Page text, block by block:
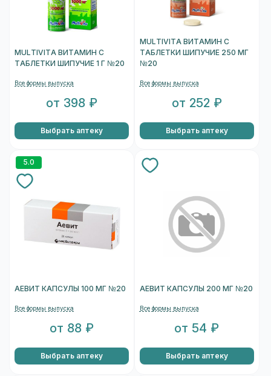
MULTIVITA ВИТАМИН С
ТАБЛЕТКИ ШИПУЧИЕ 1 Г №20
Все формы выпуска
от 398 ₽
Выбрать аптеку
MULTIVITA ВИТАМИН С
ТАБЛЕТКИ ШИПУЧИЕ 250 МГ
№20
Все формы выпуска
от 252 ₽
Выбрать аптеку
5.0
АЕВИТ КАПСУЛЫ 100 МГ №20
Все формы выпуска
от 88 ₽
Выбрать аптеку
АЕВИТ КАПСУЛЫ 200 МГ №20
Все формы выпуска
от 54 ₽
Выбрать аптеку